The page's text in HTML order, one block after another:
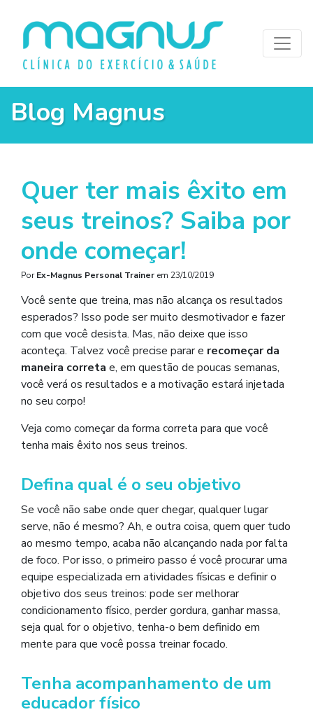
Blog Magnus
Quer ter mais êxito em
seus treinos? Saiba por
onde começar!
PorEx-Magnus Personal Trainer em 23/10/2019
Você sente que treina, mas não alcança os resultados
esperados? Isso pode ser muito desmotivador e fazer
com que você desista. Mas, não deixe que isso
aconteça. Talvez você precise parar e recomeçar da
maneira correta e, em questão de poucas semanas,
você verá os resultados e a motivação estará injetada
no seu corpo!
Veja como começar da forma correta para que você
tenha mais êxito nos seus treinos.
Defina qual é o seu objetivo
Se você não sabe onde quer chegar, qualquer lugar
serve, não é mesmo? Ah, e outra coisa, quem quer tudo
ao mesmo tempo, acaba não alcançando nada por falta
de foco. Por isso, o primeiro passo é você procurar uma
equipe especializada em atividades físicas e definir o
objetivo dos seus treinos: pode ser melhorar
condicionamento físico, perder gordura, ganhar massa,
seja qual for o objetivo, tenha-o bem definido em
mente para que você possa treinar focado.
Tenha acompanhamento de um
educador físico